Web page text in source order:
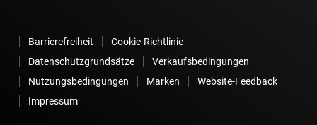
Barrierefreiheit
Cookie-Richtlinie
Datenschutzgrundsätze
Verkaufsbedingungen
Nutzungsbedingungen
Marken
Website-Feedback
Impressum